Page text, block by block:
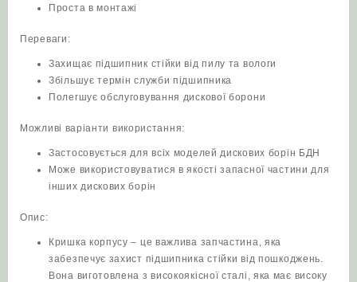
Проста в монтажі
Переваги:
Захищає підшипник стійки від пилу та вологи
Збільшує термін служби підшипника
Полегшує обслуговування дискової борони
Можливі варіанти використання:
Застосовується для всіх моделей дискових борін БДН
Може використовуватися в якості запасної частини для
інших дискових борін
Опис:
Кришка корпусу – це важлива запчастина, яка
забезпечує захист підшипника стійки від пошкоджень.
Вона виготовлена ​​з високоякісної сталі, яка має високу